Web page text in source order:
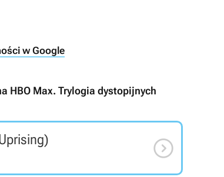
w Google
HBO Max. Trylogia dystopijnych
